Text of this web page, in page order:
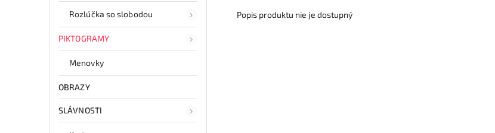
Rozlúčka so slobodou
PIKTOGRAMY
Menovky
OBRAZY
SLÁVNOSTI
Popis produktu nie je dostupný